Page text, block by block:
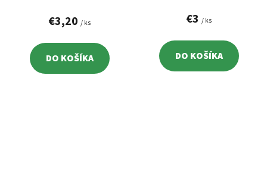
€3,20 / ks
DO KOŠÍKA
€3 / ks
DO KOŠÍKA